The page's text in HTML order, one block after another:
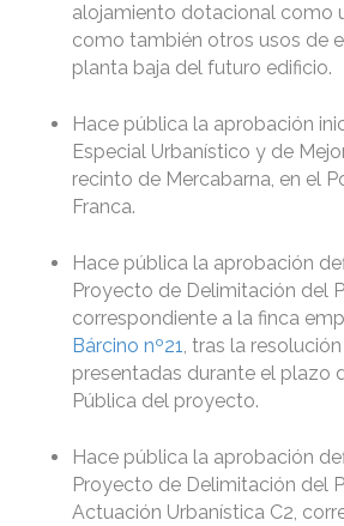
alojamiento dotacional como
como también otros usos de
planta baja del futuro edificio.
Hace pública la aprobación
Especial Urbanístico y de
recinto de Mercabarna, en el
Franca.
Hace pública la aprobación
Proyecto de Delimitación del
correspondiente a la finca
Bárcino nº21, tras la
presentadas durante el plazo
Pública del proyecto.
Hace pública la aprobación
Proyecto de Delimitación del
Actuación Urbanística C2,